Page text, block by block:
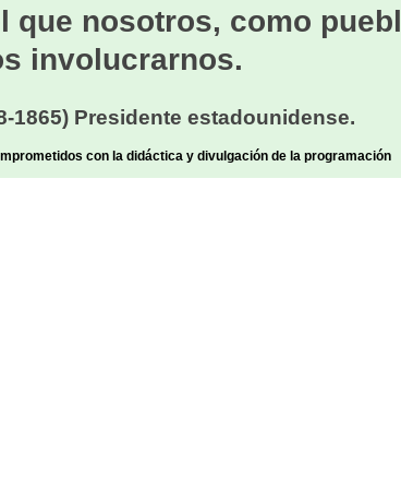
que nosotros, como
involucrarnos.
1865) Presidente estadounidense.
con la didáctica y divulgación de la programación